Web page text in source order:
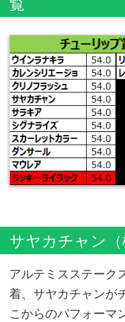
覧
サヤカチャン（
アルテミスステーク
着、サヤカチャンが
こからのパフォーマ